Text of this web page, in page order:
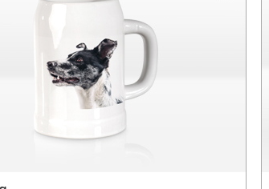
Größe: 8 cm hoch
Material: Emaille, Black Orca
Handspülung empfohlen
Bedruckbare Fläche: Max. 6 x 20 cm
Tassenrand: schwarz oder dunkelblau